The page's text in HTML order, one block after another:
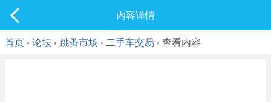
最新发表
内容详情
首页 › 论坛 › 跳蚤市场 › 二手车交易 › 查看内容